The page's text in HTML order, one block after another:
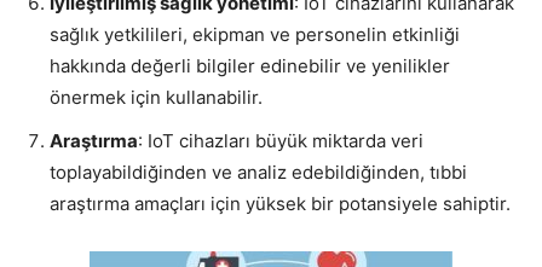
sağlık yetkilileri, ekipman ve personelin etkinliği
hakkında değerli bilgiler edinebilir ve yenilikler
önermek için kullanabilir.
Araştırma: IoT cihazları büyük miktarda veri
toplayabildiğinden ve analiz edebildiğinden, tıbbi
araştırma amaçları için yüksek bir potansiyele sahiptir.